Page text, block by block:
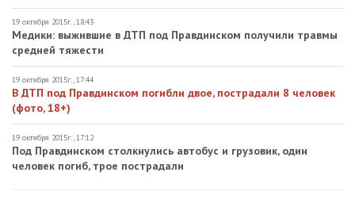
19 октября 2015г., 18:43
Медики: выжившие в ДТП под Правдинском получили травмы
средней тяжести
19 октября 2015г., 17:44
В ДТП под Правдинском погибли двое, пострадали 8 человек
(фото, 18+)
19 октября 2015г., 17:12
Под Правдинском столкнулись автобус и грузовик, один
человек погиб, трое пострадали